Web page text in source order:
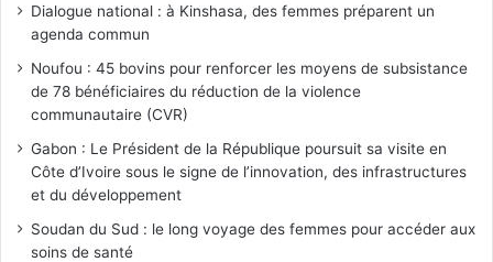
Dialogue national : à Kinshasa, des femmes préparent un
agenda commun
Noufou : 45 bovins pour renforcer les moyens de subsistance
de 78 bénéficiaires du réduction de la violence
communautaire (CVR)
Gabon : Le Président de la République poursuit sa visite en
Côte d’Ivoire sous le signe de l’innovation, des infrastructures
et du développement
Soudan du Sud : le long voyage des femmes pour accéder aux
soins de santé